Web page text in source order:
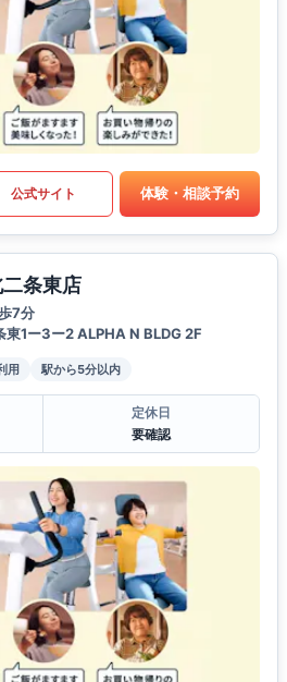
公式サイト 体験・相談予約
条東店
7分
東1ー3ー2 ALPHA N BLDG 2F
用 駅から5分以内
定休日
要確認